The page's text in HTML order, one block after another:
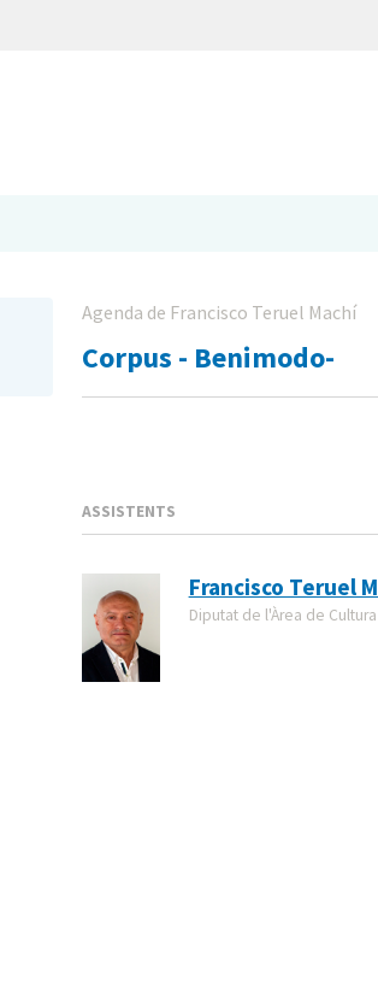
Agenda de Francisco Teruel Machí
Corpus - Benimodo-
ASSISTENTS
Francisco Teruel
Diputat de l'Àrea de Cultura